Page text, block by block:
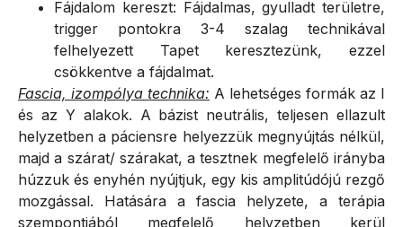
Fájdalom kereszt: Fájdalmas, gyulladt területre,
trigger pontokra 3-4 szalag technikával
felhelyezett Tapet keresztezünk, ezzel
csökkentve a fájdalmat.
Fascia, izompólya technika: A lehetséges formák az I
és az Y alakok. A bázist neutrális, teljesen ellazult
helyzetben a páciensre helyezzük megnyújtás nélkül,
majd a szárat/ szárakat, a tesztnek megfelelő irányba
húzzuk és enyhén nyújtjuk, egy kis amplitúdójú rezgő
mozgással. Hatására a fascia helyzete, a terápia
szempontjából megfelelő helyzetben kerül